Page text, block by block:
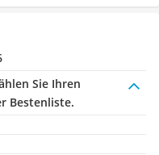
Sie Ihren
Bestenliste.